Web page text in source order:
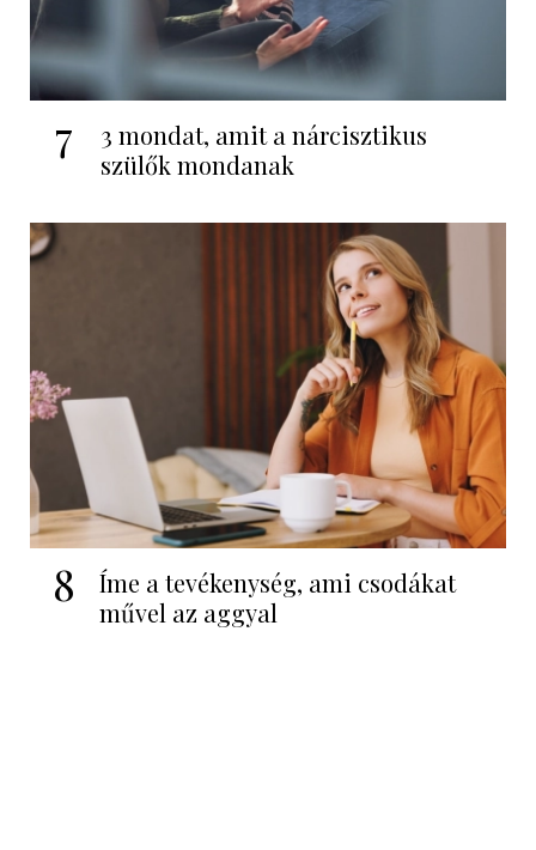
7
3 mondat, amit a nárcisztikus
szülők mondanak
8
Íme a tevékenység, ami csodákat
művel az aggyal